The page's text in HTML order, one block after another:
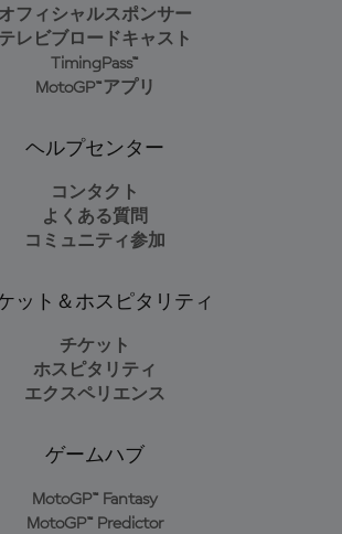
オフィシャルスポンサー
テレビブロードキャスト
TimingPass™
MotoGP™アプリ
ヘルプセンター
コンタクト
よくある質問
コミュニティ参加
ット＆ホスピタリティ
チケット
ホスピタリティ
エクスペリエンス
ゲームハブ
MotoGP™ Fantasy
MotoGP™ Predictor